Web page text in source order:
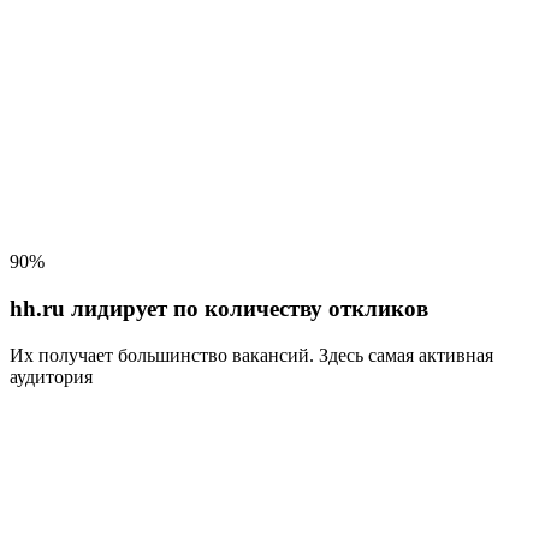
90%
hh.ru лидирует по количеству откликов
Их получает большинство вакансий. Здесь самая активная
аудитория